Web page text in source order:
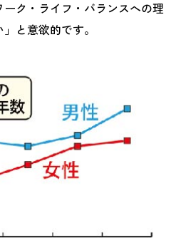
ク・ライフ・バランスへの理
と意欲的です。